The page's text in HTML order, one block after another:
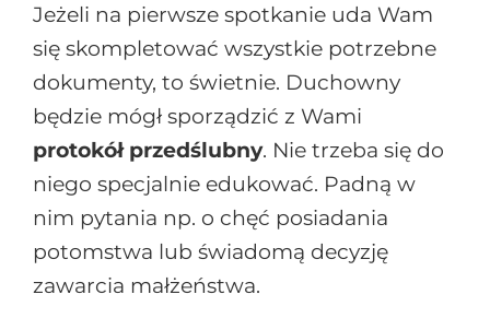
Jeżeli na pierwsze spotkanie uda Wam
się skompletować wszystkie potrzebne
dokumenty, to świetnie. Duchowny
będzie mógł sporządzić z Wami
protokół przedślubny. Nie trzeba się do
niego specjalnie edukować. Padną w
nim pytania np. o chęć posiadania
potomstwa lub świadomą decyzję
zawarcia małżeństwa.